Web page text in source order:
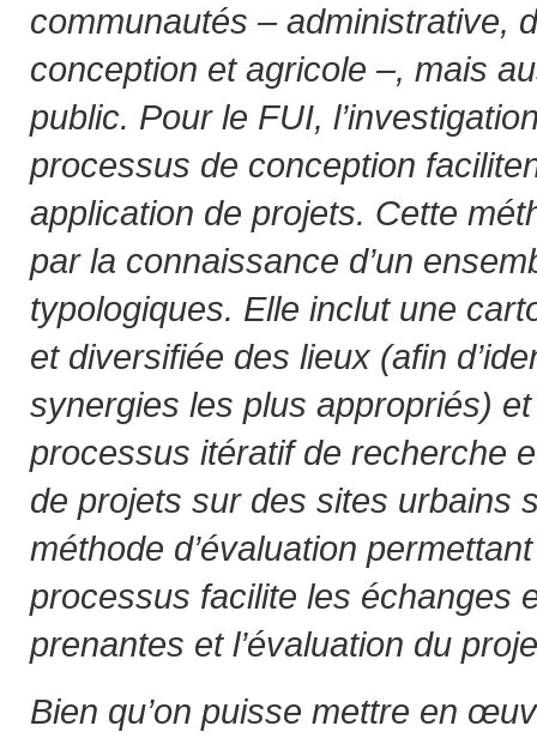
communautés – administrative,
conception et agricole –, mais
public. Pour le FUI,
processus de conception
application de projets. Cette
par la connaissance d’un
typologiques. Elle inclut une
et diversifiée des lieux (afin
synergies les plus appropriés)
processus itératif de recherche
de projets sur des sites urbains
méthode d’évaluation
processus facilite les échanges
prenantes et l’évaluation du
Bien qu’on puisse mettre en